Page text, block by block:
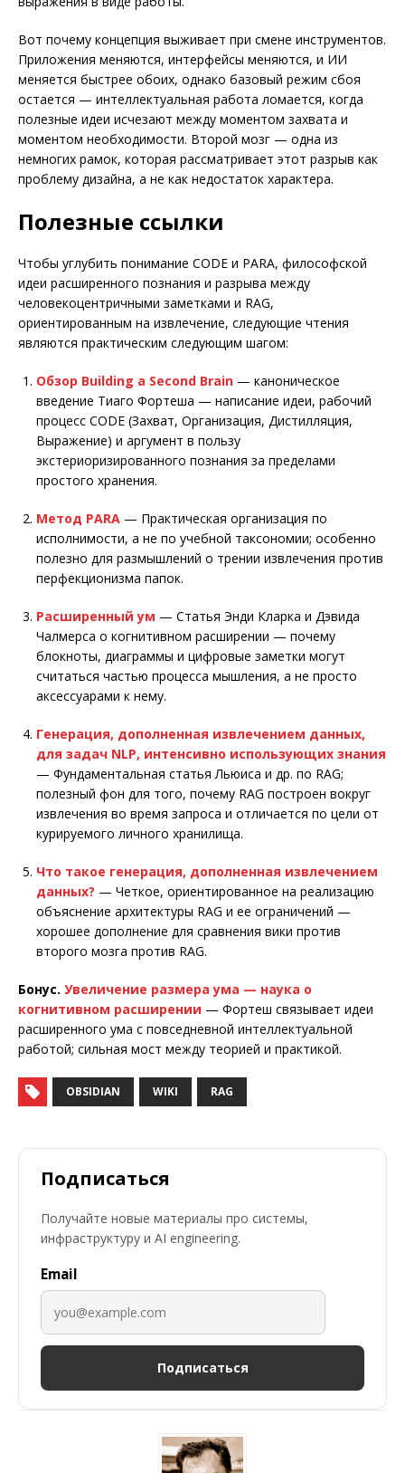
Вот почему концепция выживает при смене инструментов.
Приложения меняются, интерфейсы меняются, и ИИ
меняется быстрее обоих, однако базовый режим сбоя
остается — интеллектуальная работа ломается, когда
полезные идеи исчезают между моментом захвата и
моментом необходимости. Второй мозг — одна из
немногих рамок, которая рассматривает этот разрыв как
проблему дизайна, а не как недостаток характера.
Полезные ссылки
Чтобы углубить понимание CODE и PARA, философской
идеи расширенного познания и разрыва между
человекоцентричными заметками и RAG,
ориентированным на извлечение, следующие чтения
являются практическим следующим шагом:
Обзор Building a Second Brain — каноническое
введение Тиаго Фортеша — написание идеи, рабочий
процесс CODE (Захват, Организация, Дистилляция,
Выражение) и аргумент в пользу
экстериоризированного познания за пределами
простого хранения.
Метод PARA — Практическая организация по
исполнимости, а не по учебной таксономии; особенно
полезно для размышлений о трении извлечения против
перфекционизма папок.
Расширенный ум — Статья Энди Кларка и Дэвида
Чалмерса о когнитивном расширении — почему
блокноты, диаграммы и цифровые заметки могут
считаться частью процесса мышления, а не просто
аксессуарами к нему.
Генерация, дополненная извлечением данных,
для задач NLP, интенсивно использующих знания
— Фундаментальная статья Льюиса и др. по RAG;
полезный фон для того, почему RAG построен вокруг
извлечения во время запроса и отличается по цели от
курируемого личного хранилища.
Что такое генерация, дополненная извлечением
данных? — Четкое, ориентированное на реализацию
объяснение архитектуры RAG и ее ограничений —
хорошее дополнение для сравнения вики против
второго мозга против RAG.
Бонус. Увеличение размера ума — наука о
когнитивном расширении — Фортеш связывает идеи
расширенного ума с повседневной интеллектуальной
работой; сильная мост между теорией и практикой.
OBSIDIAN WIKI RAG
Подписаться
Получайте новые материалы про системы,
инфраструктуру и AI engineering.
Email
Подписаться